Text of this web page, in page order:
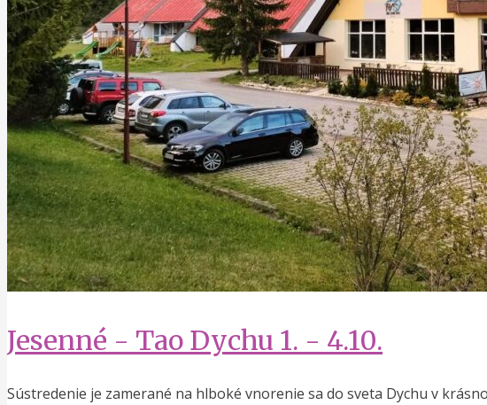
Jesenné - Tao Dychu 1. - 4.10.
Sústredenie je zamerané na hlboké vnorenie sa do sveta Dychu v